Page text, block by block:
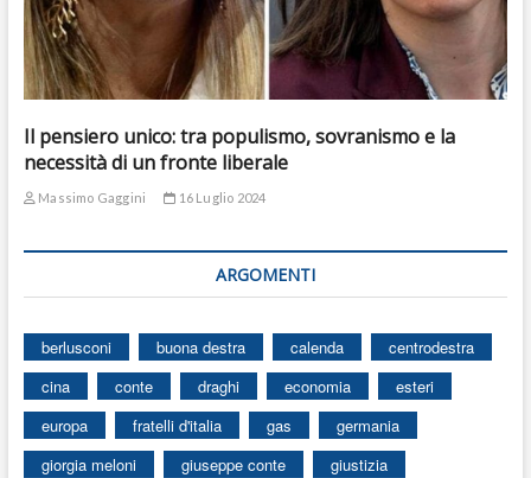
Il pensiero unico: tra populismo, sovranismo e la
necessità di un fronte liberale
Massimo Gaggini 16 Luglio 2024
ARGOMENTI
berlusconi buona destra calenda
centrodestra
cina
conte draghi economia
esteri
europa
fratelli d'italia gas
germania
giorgia meloni
giuseppe conte
giustizia